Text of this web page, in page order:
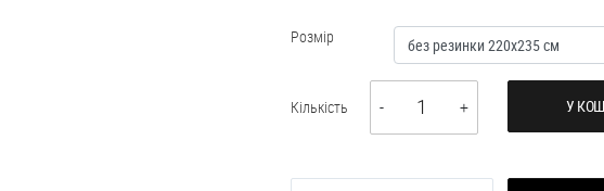
Розмір
Кількість - 1 + У